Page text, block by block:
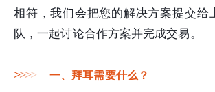
相符，我们会把您的解决方案提交给
队，一起讨论合作方案并完成交易。
>>>> 一、拜耳需要什么？